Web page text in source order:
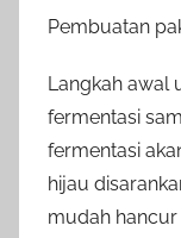
Pembuatan
Langkah awal
fermentasi
fermentasi
hijau
mudah